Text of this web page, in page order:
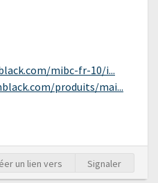
mibc-fr-10/i...
produits/mai...
un lien vers Signaler